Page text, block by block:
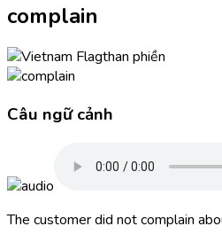
complain
than phiền
Câu ngữ cảnh
The customer did not complain